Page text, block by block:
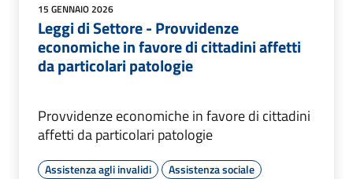
15 GENNAIO 2026
Leggi di Settore - Provvidenze
economiche in favore di cittadini affetti
da particolari patologie
Provvidenze economiche in favore di cittadini
affetti da particolari patologie
Assistenza agli invalidi Assistenza sociale